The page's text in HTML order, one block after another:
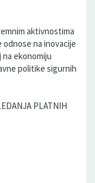
aktivnostima
na inovacije
ekonomiju
politike sigurnih
PLATNIH